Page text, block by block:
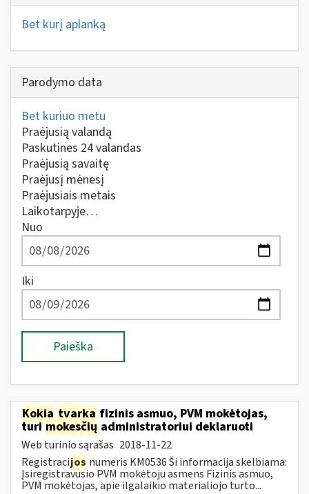
Bet kurį aplanką
Parodymo data
Bet kuriuo metu
Praėjusią valandą
Paskutines 24 valandas
Praėjusią savaitę
Praėjusį mėnesį
Praėjusiais metais
Laikotarpyje…
Nuo
Iki
Paieška
Kokia tvarka fizinis asmuo, PVM mokėtojas,
turimokesčių administratoriui deklaruoti
Web turinio sąrašas 2018-11-22
Registracijos numeris KM0536 Ši informacija skelbiama:
Įsiregistravusio PVM mokėtoju asmens Fizinis asmuo,
PVM mokėtojas, apie ilgalaikio materialiojo turto...